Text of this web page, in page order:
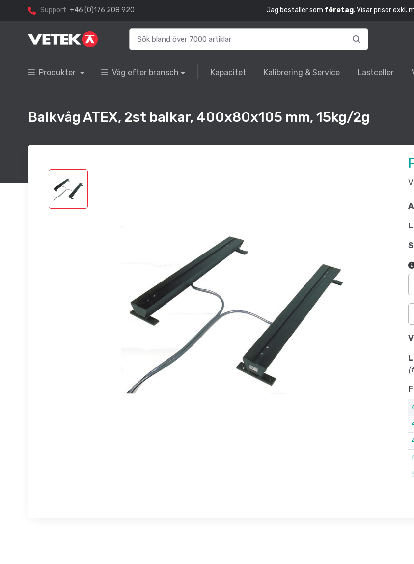
Support +46 (0)176 208 920 Jag beställer som företag. Visar priser exkl.
Produkter Våg efter bransch Kapacitet Kalibrering & Service Lastceller
Balkvåg ATEX, 2st balkar, 400x80x105 mm, 15kg/2g